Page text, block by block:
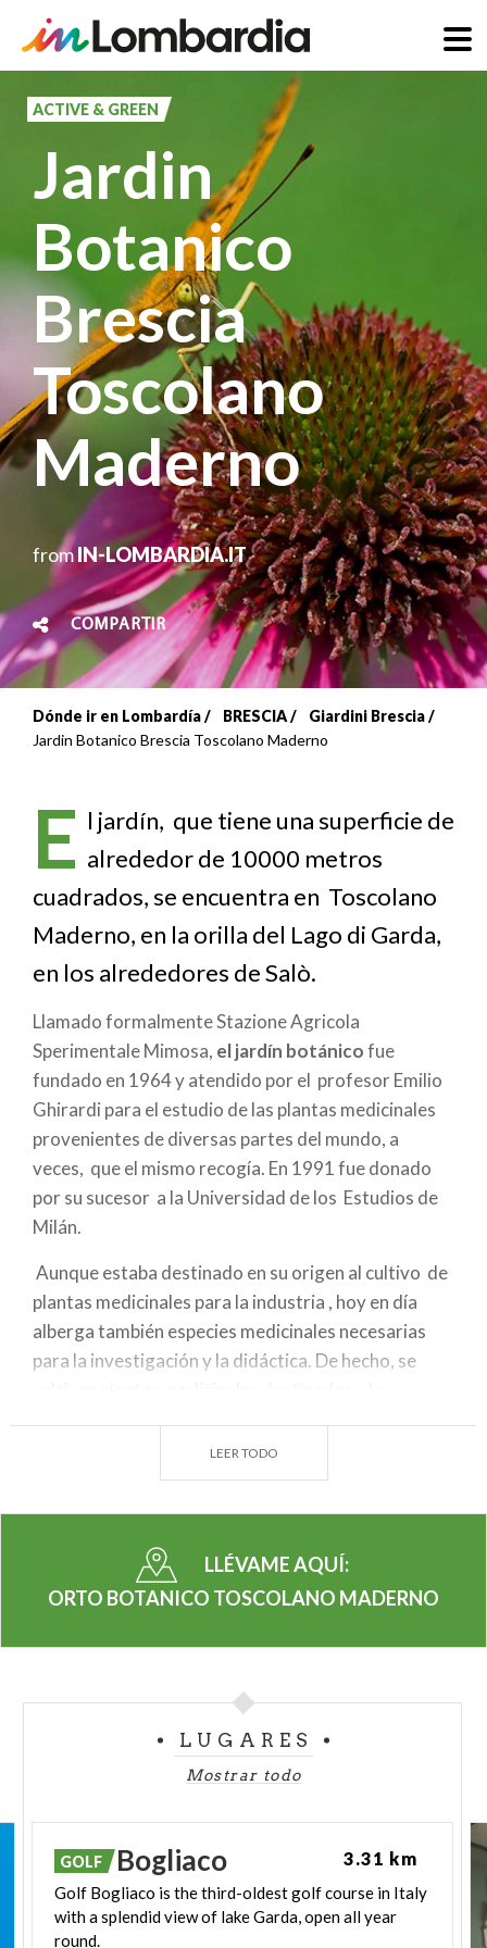
principal
ACTIVE & GREEN
Jardin
Botanico
Brescia
Toscolano
Maderno
fromIN-LOMBARDIA.IT
COMPARTIR
Sobrescribir
de
ayuda
a
la
navegación
Dónde ir en Lombardía BRESCIA
Giardini Brescia
Jardin Botanico Brescia Toscolano Maderno
E l jardín, que tiene una superficie de
alrededor de 10000 metros
cuadrados, se encuentra en Toscolano
Maderno, en la orilla del Lago di Garda,
en los alrededores de Salò.
Llamado formalmente Stazione Agricola
Sperimentale Mimosa, el jardín botánicofue
fundado en 1964 y atendido por el profesor Emilio
Ghirardi para el estudio de las plantas medicinales
provenientes de diversas partes del mundo, a
veces, que el mismo recogía. En 1991 fue donado
por su sucesor a la Universidad de los Estudios de
Milán.
Aunque estaba destinado en su origen al cultivo de
plantas medicinales para la industria , hoy en día
alberga también especies medicinales necesarias
para la investigación y la didáctica. De hecho, se
farmaceútico (Eschscholzia, Nigella, Scutellaria) y
otras plantas para la investigación científica
cultivado, un pequeño edificio de servicios y tres
invernaderos. Para visitarla es necesario hacer una
LEER TODO
LLÉVAME AQUÍ:
ORTO BOTANICO TOSCOLANO MADERNO
LUGARES
Mostrar todo
Golf Bogliaco
Golf Bogliaco is the third-oldest golf course in Italy
with a splendid view of lake Garda, open all year
round.
GOLF 3.31 km